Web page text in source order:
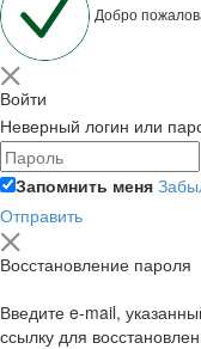
Добро
Войти
Неверный логин или
Запомнить меня
Отправить
Восстановление пароля
Введите e-mail,
ссылку для